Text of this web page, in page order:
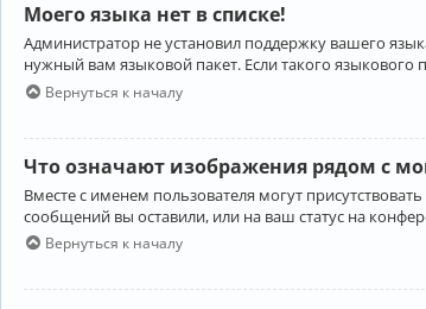
Моего языка нет в списке!
Администратор не установил поддержку вашего
нужный вам языковой пакет. Если такого
Вернуться к началу
Что означают изображения рядом с
Вместе с именем пользователя могут
сообщений вы оставили, или на ваш статус на
Вернуться к началу